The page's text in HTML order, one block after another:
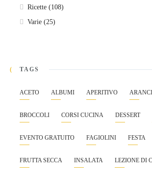
Ricette (108)
Varie (25)
TAGS
ACETO ALBUMI APERITIVO
BROCCOLI CORSI CUCINA DESSERT
EVENTO GRATUITO FAGIOLINI FESTA
FRUTTA SECCA INSALATA LEZIONE DI